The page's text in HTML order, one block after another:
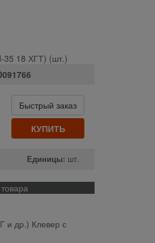
35 18 ХГТ) (шт.)
Быстрый заказ
КУПИТЬ
Единицы: шт.
и др.) Клевер с